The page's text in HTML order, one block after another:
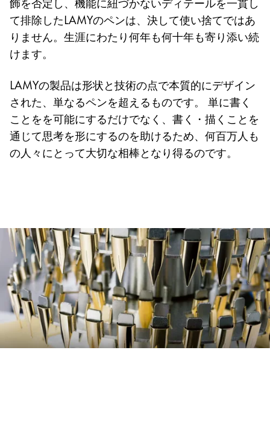
て排除したLAMYのペンは、決して使い捨てではあ
りません。生涯にわたり何年も何十年も寄り添い続
けます。
LAMYの製品は形状と技術の点で本質的にデザイン
された、単なるペンを超えるものです。 単に書く
ことをを可能にするだけでなく、書く・描くことを
通じて思考を形にするのを助けるため、何百万人も
の人々にとって大切な相棒となり得るのです。